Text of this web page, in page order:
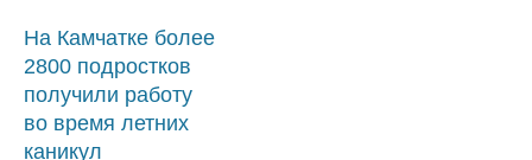
На Камчатке более
2800 подростков
получили работу
во время летних
каникул